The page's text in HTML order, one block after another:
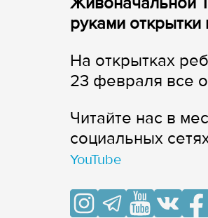
руками
На открытках
23 февраля все
Читайте нас в
cоциальных
YouTube